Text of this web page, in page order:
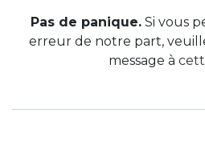
Pas de panique.Si vous
erreur de notre part,
message à